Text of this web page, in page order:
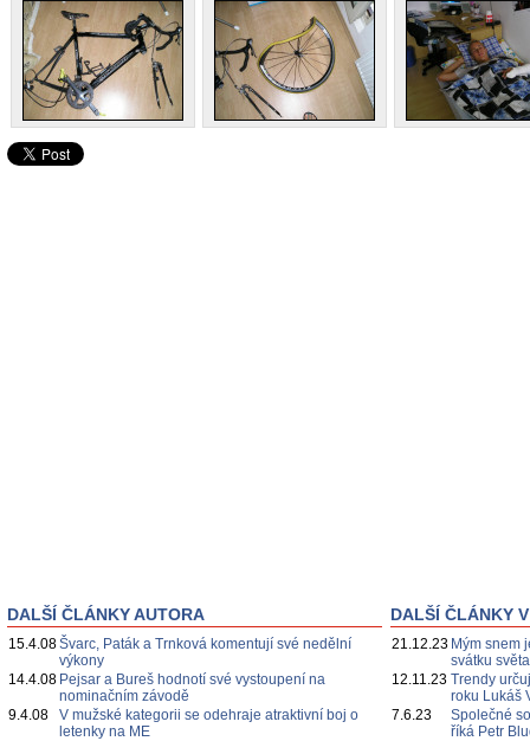
DALŠÍ ČLÁNKY AUTORA
15.4.08Švarc, Paták a Trnková komentují své nedělní
výkony
14.4.08 Pejsar a Bureš hodnotí své vystoupení na
nominačním závodě
9.4.08
V mužské kategorii se odehraje atraktivní boj o
letenky na ME
DALŠÍ ČLÁNKY
21.12.23 Mým snem
svátku
12.11.23 Trendy
roku Lukáš
7.6.23
Společné
říká Petr